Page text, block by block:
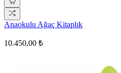
Anaokulu Ağaç Kitaplık
10.450,00 ₺